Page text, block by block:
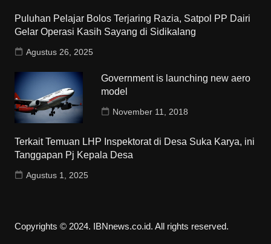
Puluhan Pelajar Bolos Terjaring Razia, Satpol PP Dairi
Gelar Operasi Kasih Sayang di Sidikalang
Agustus 26, 2025
Government is launching new aero
model
November 11, 2018
Terkait Temuan LHP Inspektorat di Desa Suka Karya, ini
Tanggapan Pj Kepala Desa
Agustus 1, 2025
Copyrights © 2024. IBNnews.co.id. All rights reserved.